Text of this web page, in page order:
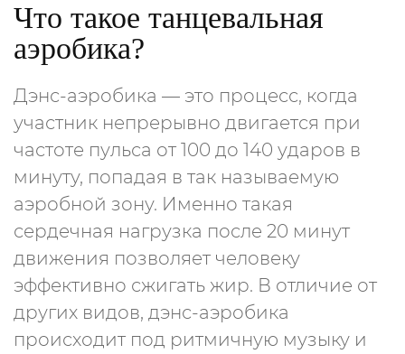
Что такое танцевальная
аэробика?
Дэнс-аэробика — это процесс, когда
участник непрерывно двигается при
частоте пульса от 100 до 140 ударов в
минуту, попадая в так называемую
аэробной зону. Именно такая
сердечная нагрузка после 20 минут
движения позволяет человеку
эффективно сжигать жир. В отличие от
других видов, дэнс-аэробика
происходит под ритмичную музыку и